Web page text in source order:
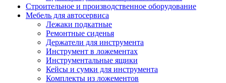
Строительное и производственное оборудование
Мебель для автосервиса
Лежаки подкатные
Ремонтные сиденья
Держатели для инструмента
Инструмент в ложементах
Инструментальные ящики
Кейсы и сумки для инструмента
Комплекты из ложементов